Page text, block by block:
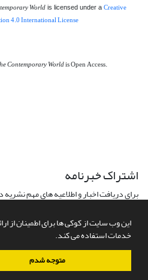
این وب سایت از کوکی ها برای اطمینان از
خدمات استفاده می کند.
متوجه شدم
Worldis licensed under a Creative
4.0 International License
Contemporary Worldis Open Access.
اشتراک خبرنامه
برای دریافت اخبار و اطلاعیه های مهم
سامانه مدیریت نشریات علمی.طراحی و